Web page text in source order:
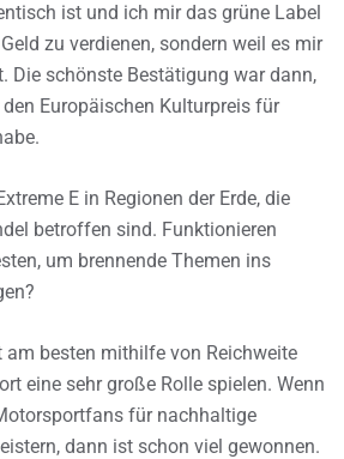
ist und ich mir das grüne Label
zu verdienen, sondern weil es mir
Die schönste Bestätigung war dann,
Europäischen Kulturpreis für
E in Regionen der Erde, die
betroffen sind. Funktionieren
um brennende Themen ins
am besten mithilfe von Reichweite
eine sehr große Rolle spielen. Wenn
für nachhaltige
dann ist schon viel gewonnen.